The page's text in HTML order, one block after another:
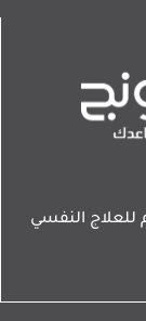
للعلاج النفسي